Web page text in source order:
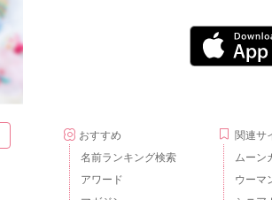
おすすめ
名前ランキング検索
アワード
関連サ
ムーン
ウーマ